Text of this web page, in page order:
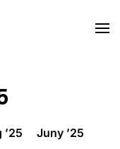
’25
Juny ’25